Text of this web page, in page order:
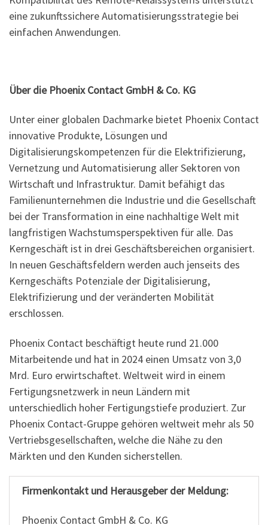
eine zukunftssichere Automatisierungsstrategie bei
einfachen Anwendungen.
Über die Phoenix Contact GmbH & Co. KG
Unter einer globalen Dachmarke bietet Phoenix Contact
innovative Produkte, Lösungen und
Digitalisierungskompetenzen für die Elektrifizierung,
Vernetzung und Automatisierung aller Sektoren von
Wirtschaft und Infrastruktur. Damit befähigt das
Familienunternehmen die Industrie und die Gesellschaft
bei der Transformation in eine nachhaltige Welt mit
langfristigen Wachstumsperspektiven für alle. Das
Kerngeschäft ist in drei Geschäftsbereichen organisiert.
In neuen Geschäftsfeldern werden auch jenseits des
Kerngeschäfts Potenziale der Digitalisierung,
Elektrifizierung und der veränderten Mobilität
erschlossen.
Phoenix Contact beschäftigt heute rund 21.000
Mitarbeitende und hat in 2024 einen Umsatz von 3,0
Mrd. Euro erwirtschaftet. Weltweit wird in einem
Fertigungsnetzwerk in neun Ländern mit
unterschiedlich hoher Fertigungstiefe produziert. Zur
Phoenix Contact-Gruppe gehören weltweit mehr als 50
Vertriebsgesellschaften, welche die Nähe zu den
Märkten und den Kunden sicherstellen.
Firmenkontakt und Herausgeber der Meldung:
Phoenix Contact GmbH & Co. KG